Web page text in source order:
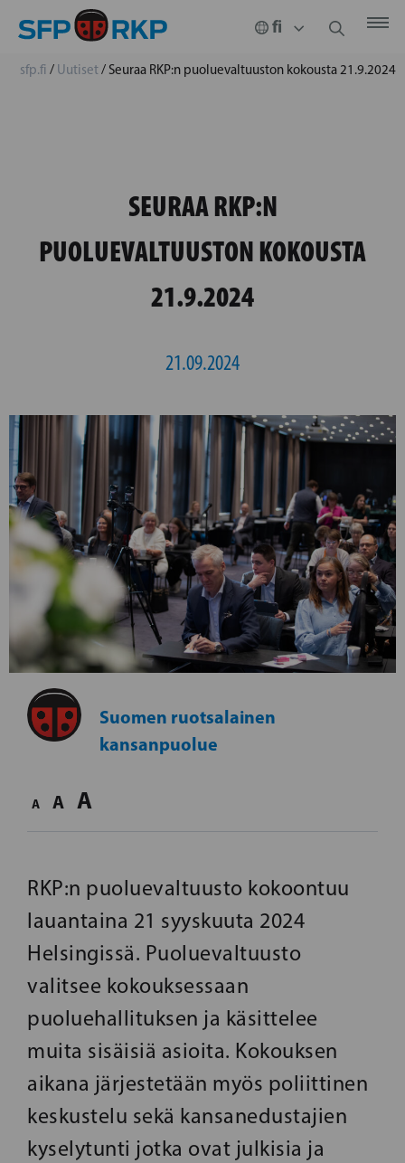
sfp.fi / Uutiset/ Seuraa RKP:n puoluevaltuuston kokousta 21.9.2024
SEURAA RKP:N
PUOLUEVALTUUSTON KOKOUSTA
21.9.2024
21.09.2024
Suomen ruotsalainen
kansanpuolue
A A A
RKP:n puoluevaltuusto kokoontuu
lauantaina 21 syyskuuta 2024
Helsingissä. Puoluevaltuusto
valitsee kokouksessaan
puoluehallituksen ja käsittelee
muita sisäisiä asioita. Kokouksen
aikana järjestetään myös poliittinen
keskustelu sekä kansanedustajien
kyselytunti jotka ovat julkisia ja